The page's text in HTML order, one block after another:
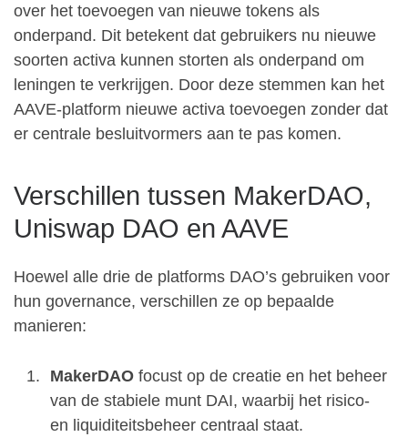
over het toevoegen van nieuwe tokens als
onderpand. Dit betekent dat gebruikers nu nieuwe
soorten activa kunnen storten als onderpand om
leningen te verkrijgen. Door deze stemmen kan het
AAVE-platform nieuwe activa toevoegen zonder dat
er centrale besluitvormers aan te pas komen.
Verschillen tussen MakerDAO,
Uniswap DAO en AAVE
Hoewel alle drie de platforms DAO’s gebruiken voor
hun governance, verschillen ze op bepaalde
manieren:
MakerDAO focust op de creatie en het beheer
van de stabiele munt DAI, waarbij het risico-
en liquiditeitsbeheer centraal staat.